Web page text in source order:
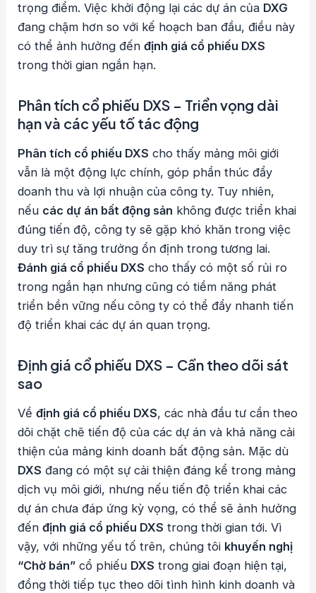
trọng điểm. Việc khởi động lại các dự án của DXG
đang chậm hơn so với kế hoạch ban đầu, điều này
có thể ảnh hưởng đếnđịnh giá cổ phiếu DXS
trong thời gian ngắn hạn.
Phân tích cổ phiếu DXS – Triển vọng dài
hạn và các yếu tố tác động
Phân tích cổ phiếu DXS cho thấy mảng môi giới
vẫn là một động lực chính, góp phần thúc đẩy
doanh thu và lợi nhuận của công ty. Tuy nhiên,
nếu các dự án bất động sản không được triển khai
đúng tiến độ, công ty sẽ gặp khó khăn trong việc
duy trì sự tăng trưởng ổn định trong tương lai.
Đánh giá cổ phiếu DXS cho thấy có một số rủi ro
trong ngắn hạn nhưng cũng có tiềm năng phát
triển bền vững nếu công ty có thể đẩy nhanh tiến
độ triển khai các dự án quan trọng.
Định giá cổ phiếu DXS – Cần theo dõi sát
sao
Vềđịnh giá cổ phiếu DXS, các nhà đầu tư cần theo
dõi chặt chẽ tiến độ của các dự án và khả năng cải
thiện của mảng kinh doanh bất động sản. Mặc dù
DXS đang có một sự cải thiện đáng kể trong mảng
dịch vụ môi giới, nhưng nếu tiến độ triển khai các
dự án chưa đáp ứng kỳ vọng, có thể sẽ ảnh hưởng
đếnđịnh giá cổ phiếu DXS trong thời gian tới. Vì
vậy, với những yếu tố trên, chúng tôi khuyến nghị
“Chờ bán” cổ phiếu DXS trong giai đoạn hiện tại,
đồng thời tiếp tục theo dõi tình hình kinh doanh và